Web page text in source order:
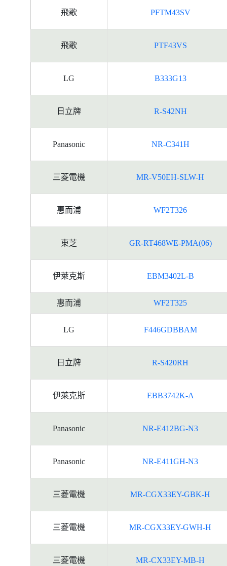
飛歌 PFTM43SV
飛歌 PTF43VS
LG B333G13
日立牌 R-S42NH
Panasonic NR-C341H
三菱電機 MR-V50EH-SLW-H
惠而浦 WF2T326
東芝 GR-RT468WE-PMA(06)
伊萊克斯 EBM3402L-B
惠而浦 WF2T325
LG F446GDBBAM
日立牌 R-S420RH
伊萊克斯 EBB3742K-A
Panasonic NR-E412BG-N3
Panasonic NR-E411GH-N3
三菱電機 MR-CGX33EY-GBK-H
三菱電機 MR-CGX33EY-GWH-H
三菱電機 MR-CX33EY-MB-H